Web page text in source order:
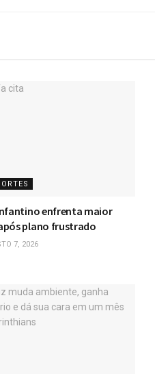
enfrenta maior
plano frustrado
7, 2026